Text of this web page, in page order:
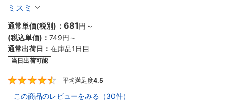
ミスミ
通常単価(税別)： 681円 ～
(税込単価)： 749円 ～
通常出荷日： 在庫品1日目
当日出荷可能
平均満足度4.5
この商品のレビューをみる（30件）